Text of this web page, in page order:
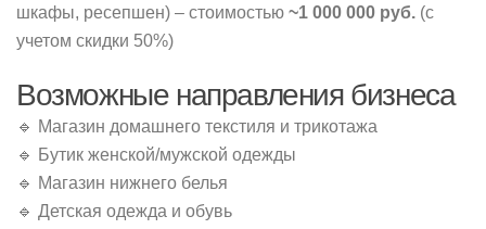
шкафы, ресепшен) – стоимостью ~1 000 000 руб. (с
учетом скидки 50%)
Возможные направления бизнеса
🔹 Магазин домашнего текстиля и трикотажа
🔹 Бутик женской/мужской одежды
🔹 Магазин нижнего белья
🔹 Детская одежда и обувь